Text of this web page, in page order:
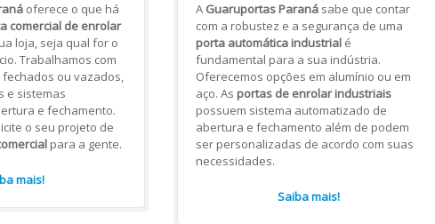
oferece o que há
comercial de enrolar
loja, seja qual for o
Trabalhamos com
ou vazados,
e sistemas
e fechamento.
o seu projeto de
para a gente.
mais!
A Guaruportas Paranásabe que contar
com a robustez e a segurança de uma
porta automática industrialé
fundamental para a sua indústria.
Oferecemos opções em alumínio ou em
aço. As portas de enrolar industriais
possuem sistema automatizado de
abertura e fechamento além de podem
ser personalizadas de acordo com suas
necessidades.
Saiba mais!